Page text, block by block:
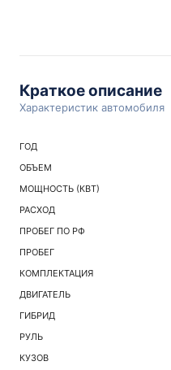
Краткое описание
Характеристик автомобиля
ГОД
ОБЪЕМ
МОЩНОСТЬ (КВТ)
РАСХОД
ПРОБЕГ ПО РФ
ПРОБЕГ
КОМПЛЕКТАЦИЯ
ДВИГАТЕЛЬ
ГИБРИД
РУЛЬ
КУЗОВ